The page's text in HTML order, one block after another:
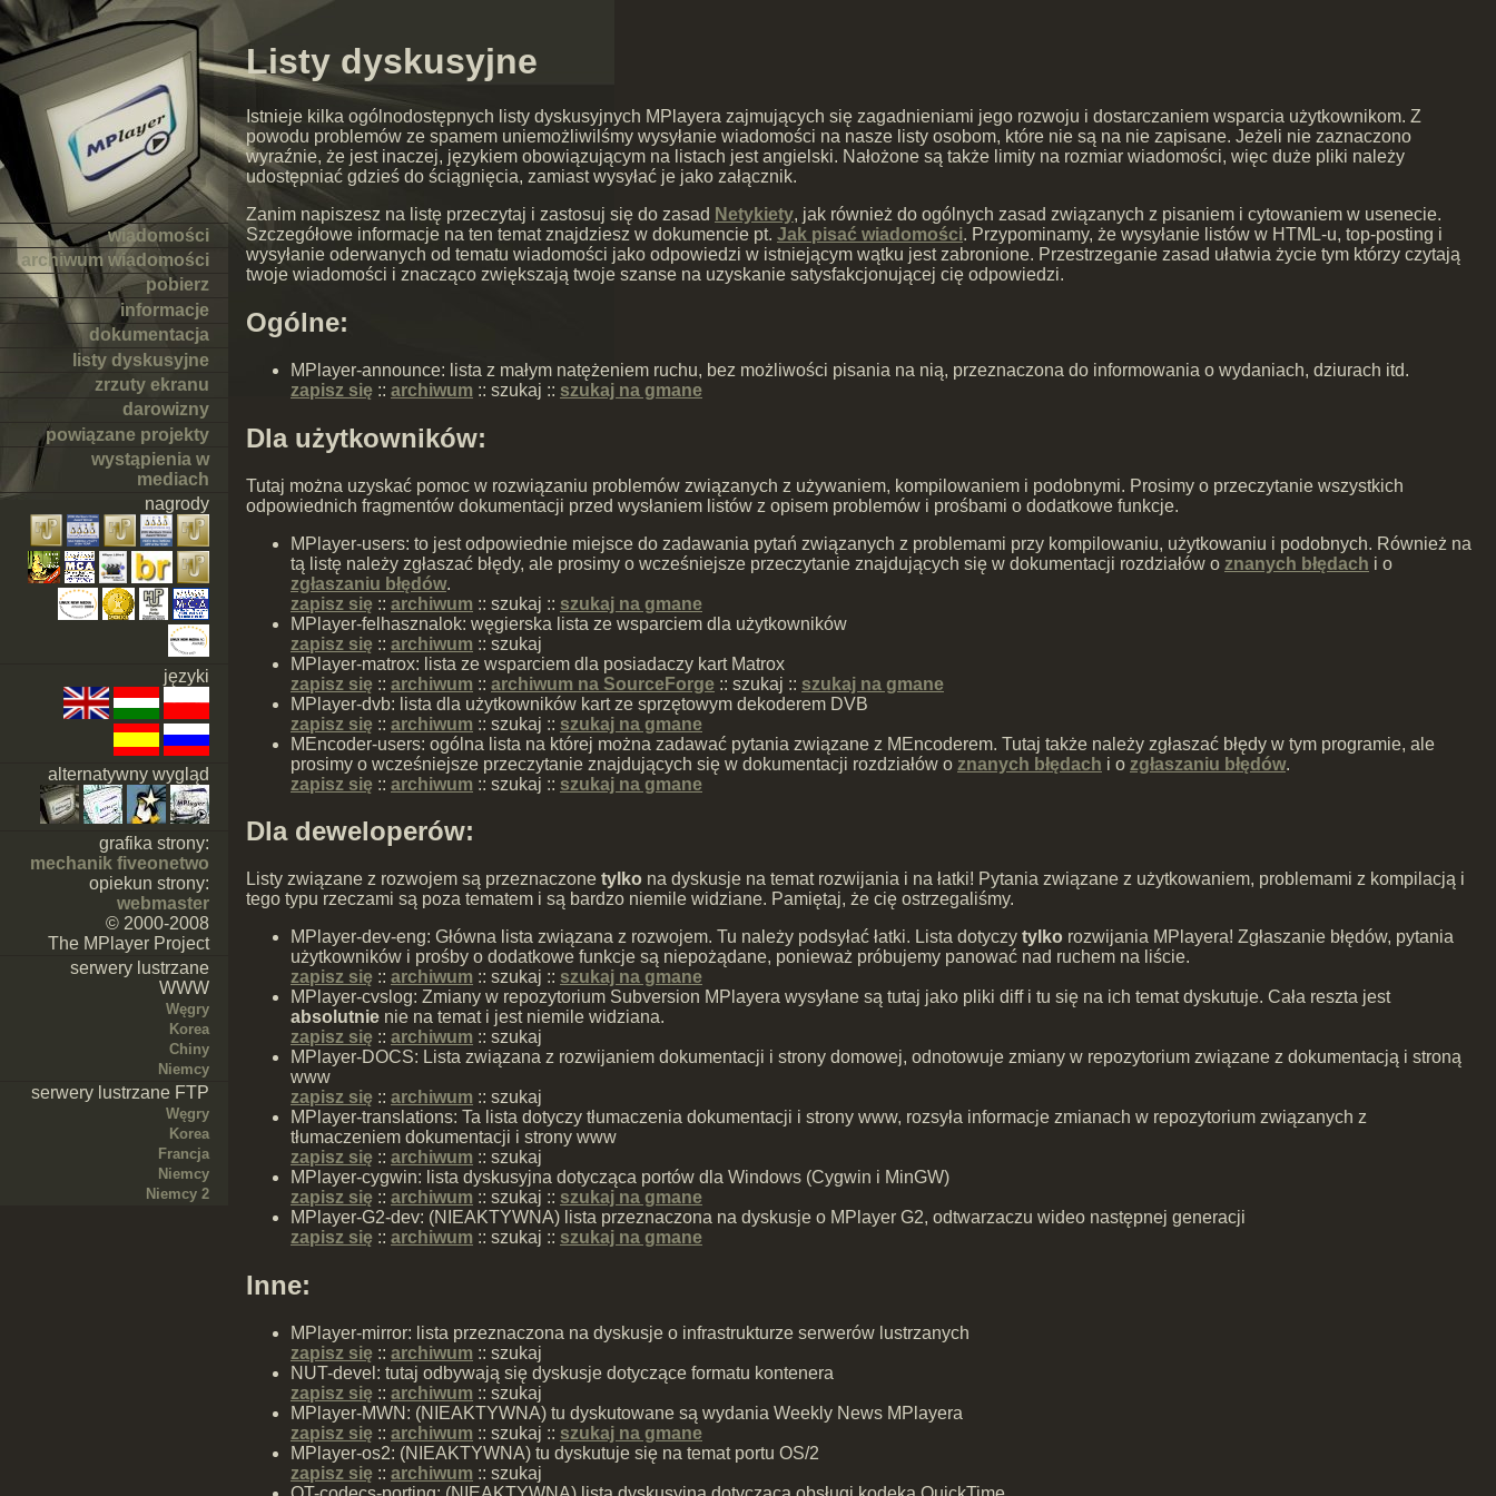
wiadomości
archiwum wiadomości
pobierz
informacje
dokumentacja
listy dyskusyjne
zrzuty ekranu
darowizny
powiązane projekty
wystąpienia w
mediach
nagrody
języki
alternatywny wygląd
grafika strony:
mechanik fiveonetwo
opiekun strony:
webmaster
© 2000-2008
The MPlayer Project
serwery lustrzane
WWW
Węgry
Korea
Chiny
Niemcy
serwery lustrzane FTP
Węgry
Korea
Francja
Niemcy
Niemcy 2
Listy dyskusyjne
Istnieje kilka ogólnodostępnych listy dyskusyjnych MPlayera zajmujących się zagadnieniami jego rozwoju i dostarczaniem wsparcia użytkownikom. Z
powodu problemów ze spamem uniemożliwilśmy wysyłanie wiadomości na nasze listy osobom, które nie są na nie zapisane. Jeżeli nie zaznaczono
wyraźnie, że jest inaczej, językiem obowiązującym na listach jest angielski. Nałożone są także limity na rozmiar wiadomości, więc duże pliki należy
udostępniać gdzieś do ściągnięcia, zamiast wysyłać je jako załącznik.
Zanim napiszesz na listę przeczytaj i zastosuj się do zasad Netykiety, jak również do ogólnych zasad związanych z pisaniem i cytowaniem w usenecie.
Szczegółowe informacje na ten temat znajdziesz w dokumencie pt. Jak pisać wiadomości. Przypominamy, że wysyłanie listów w HTML-u, top-posting i
wysyłanie oderwanych od tematu wiadomości jako odpowiedzi w istniejącym wątku jest zabronione. Przestrzeganie zasad ułatwia życie tym którzy czytają
twoje wiadomości i znacząco zwiększają twoje szanse na uzyskanie satysfakcjonującej cię odpowiedzi.
Ogólne:
MPlayer-announce: lista z małym natężeniem ruchu, bez możliwości pisania na nią, przeznaczona do informowania o wydaniach, dziurach itd.
zapisz się :: archiwum :: szukaj :: szukaj na gmane
Dla użytkowników:
Tutaj można uzyskać pomoc w rozwiązaniu problemów związanych z używaniem, kompilowaniem i podobnymi. Prosimy o przeczytanie wszystkich
odpowiednich fragmentów dokumentacji przed wysłaniem listów z opisem problemów i prośbami o dodatkowe funkcje.
MPlayer-users: to jest odpowiednie miejsce do zadawania pytań związanych z problemami przy kompilowaniu, użytkowaniu i podobnych. Również na
tą listę należy zgłaszać błędy, ale prosimy o wcześniejsze przeczytanie znajdujących się w dokumentacji rozdziałów o znanych błędach i o
zgłaszaniu błędów.
zapisz się :: archiwum :: szukaj :: szukaj na gmane
MPlayer-felhasznalok: węgierska lista ze wsparciem dla użytkowników
zapisz się :: archiwum :: szukaj
MPlayer-matrox: lista ze wsparciem dla posiadaczy kart Matrox
zapisz się :: archiwum :: archiwum na SourceForge :: szukaj :: szukaj na gmane
MPlayer-dvb: lista dla użytkowników kart ze sprzętowym dekoderem DVB
zapisz się :: archiwum :: szukaj :: szukaj na gmane
MEncoder-users: ogólna lista na której można zadawać pytania związane z MEncoderem. Tutaj także należy zgłaszać błędy w tym programie, ale
prosimy o wcześniejsze przeczytanie znajdujących się w dokumentacji rozdziałów o znanych błędach i o zgłaszaniu błędów.
zapisz się :: archiwum :: szukaj :: szukaj na gmane
Dla deweloperów:
Listy związane z rozwojem są przeznaczone tylko na dyskusje na temat rozwijania i na łatki! Pytania związane z użytkowaniem, problemami z kompilacją i
tego typu rzeczami są poza tematem i są bardzo niemile widziane. Pamiętaj, że cię ostrzegaliśmy.
MPlayer-dev-eng: Główna lista związana z rozwojem. Tu należy podsyłać łatki. Lista dotyczy tylko rozwijania MPlayera! Zgłaszanie błędów, pytania
użytkowników i prośby o dodatkowe funkcje są niepożądane, ponieważ próbujemy panować nad ruchem na liście.
zapisz się :: archiwum :: szukaj :: szukaj na gmane
MPlayer-cvslog: Zmiany w repozytorium Subversion MPlayera wysyłane są tutaj jako pliki diff i tu się na ich temat dyskutuje. Cała reszta jest
absolutnie nie na temat i jest niemile widziana.
zapisz się :: archiwum :: szukaj
MPlayer-DOCS: Lista związana z rozwijaniem dokumentacji i strony domowej, odnotowuje zmiany w repozytorium związane z dokumentacją i stroną
www
zapisz się :: archiwum :: szukaj
MPlayer-translations: Ta lista dotyczy tłumaczenia dokumentacji i strony www, rozsyła informacje zmianach w repozytorium związanych z
tłumaczeniem dokumentacji i strony www
zapisz się :: archiwum :: szukaj
MPlayer-cygwin: lista dyskusyjna dotycząca portów dla Windows (Cygwin i MinGW)
zapisz się :: archiwum :: szukaj :: szukaj na gmane
MPlayer-G2-dev: (NIEAKTYWNA) lista przeznaczona na dyskusje o MPlayer G2, odtwarzaczu wideo następnej generacji
zapisz się :: archiwum :: szukaj :: szukaj na gmane
Inne:
MPlayer-mirror: lista przeznaczona na dyskusje o infrastrukturze serwerów lustrzanych
zapisz się :: archiwum :: szukaj
NUT-devel: tutaj odbywają się dyskusje dotyczące formatu kontenera
zapisz się :: archiwum :: szukaj
MPlayer-MWN: (NIEAKTYWNA) tu dyskutowane są wydania Weekly News MPlayera
zapisz się :: archiwum :: szukaj :: szukaj na gmane
MPlayer-os2: (NIEAKTYWNA) tu dyskutuje się na temat portu OS/2
zapisz się :: archiwum :: szukaj